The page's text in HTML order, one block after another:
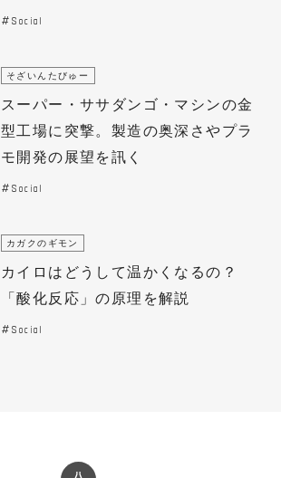
Social
そざいんたびゅー
スーパー・ササダンゴ・マシンの金
型工場に突撃。製造の奥深さやプラ
モ開発の展望を訊く
Social
カガクのギモン
カイロはどうして温かくなるの？
「酸化反応」の原理を解説
Social